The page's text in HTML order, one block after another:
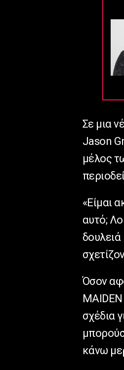
Σε μια
Jason
μέλος
«Είμαι
αυτό;
Όσον
σχέδια
κάνω